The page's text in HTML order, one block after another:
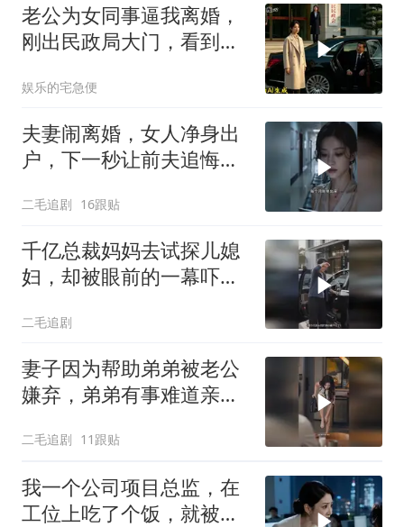
老公为女同事逼我离婚，
刚出民政局大门，看到我
娱乐的宅急便
夫妻闹离婚，女人净身出
户，下一秒让前夫追悔莫
二毛追剧 16跟贴
千亿总裁妈妈去试探儿媳
妇，却被眼前的一幕吓傻
二毛追剧
妻子因为帮助弟弟被老公
嫌弃，弟弟有事难道亲姐
二毛追剧 11跟贴
我一个公司项目总监，在
工位上吃了个饭，就被新